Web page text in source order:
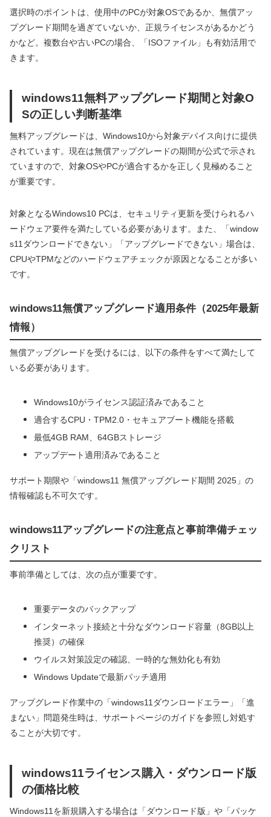
選択時のポイントは、使用中のPCが対象OSであるか、無償アッ
プグレード期間を過ぎていないか、正規ライセンスがあるかどう
かなど。複数台や古いPCの場合、「ISOファイル」も有効活用で
きます。
windows11無料アップグレード期間と対象O
Sの正しい判断基準
無料アップグレードは、Windows10から対象デバイス向けに提供
されています。現在は無償アップグレードの期間が公式で示され
ていますので、対象OSやPCが適合するかを正しく見極めること
が重要です。
対象となるWindows10 PCは、セキュリティ更新を受けられるハ
ードウェア要件を満たしている必要があります。また、「window
s11ダウンロードできない」「アップグレードできない」場合は、
CPUやTPMなどのハードウェアチェックが原因となることが多い
です。
windows11無償アップグレード適用条件（2025年最新
情報）
無償アップグレードを受けるには、以下の条件をすべて満たして
いる必要があります。
Windows10がライセンス認証済みであること
適合するCPU・TPM2.0・セキュアブート機能を搭載
最低4GB RAM、64GBストレージ
アップデート適用済みであること
サポート期限や「windows11 無償アップグレード期間 2025」の
情報確認も不可欠です。
windows11アップグレードの注意点と事前準備チェッ
クリスト
事前準備としては、次の点が重要です。
重要データのバックアップ
インターネット接続と十分なダウンロード容量（8GB以上
推奨）の確保
ウイルス対策設定の確認、一時的な無効化も有効
Windows Updateで最新パッチ適用
アップグレード作業中の「windows11ダウンロードエラー」「進
まない」問題発生時は、サポートページのガイドを参照し対処す
ることが大切です。
windows11ライセンス購入・ダウンロード版
の価格比較
Windows11を新規購入する場合は「ダウンロード版」や「パッケ